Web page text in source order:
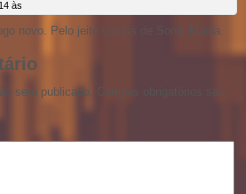
às
novo. Pelo jeito vamos de Sonic Mania.
será publicado.
Campos obrigatórios são